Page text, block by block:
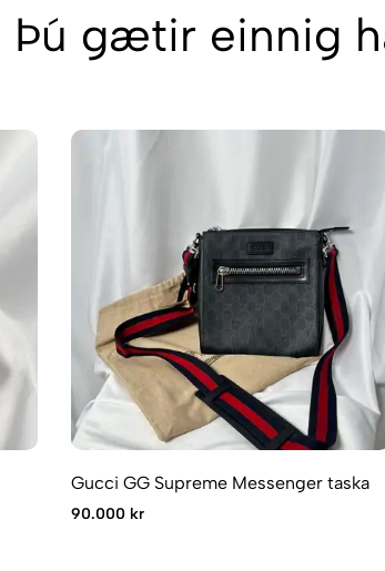
Þú gætir einnig
Gucci GG Supreme Messenger taska
90.000 kr